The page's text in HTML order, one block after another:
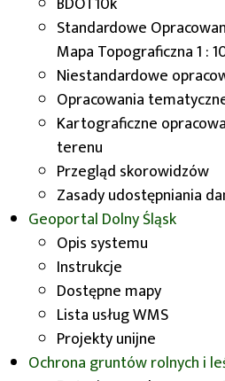
Standardowe
Mapa Topograficzna 1 :
Niestandardowe
Opracowania
Kartograficzne
terenu
Przegląd skorowidzów
Zasady udostępniania
Geoportal Dolny Śląsk
Opis systemu
Instrukcje
Dostępne mapy
Lista usług WMS
Projekty unijne
Ochrona gruntów rolnych i
udzielenia z budżetu
Dolnośląskiego w 2026
w formie dotacji celowej
terytorialnego na
rekultywacji i poprawy
UchwałaXXVII/717/26
Rok 2025
Uchwała nr XIII/318/25
Dolnośląskiego z dnia 27
udzielenia z budżetu
Dolnośląskiego w 2025 roku
w formie dotacji celowej
terytorialnego na